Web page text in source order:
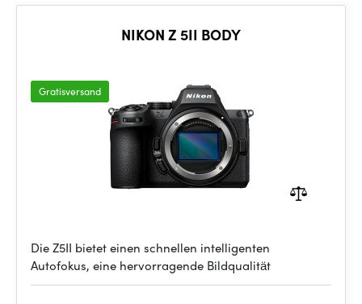
NIKON Z 5II BODY
Gratisversand
Die Z5II bietet einen schnellen intelligenten
Autofokus, eine hervorragende Bildqualität